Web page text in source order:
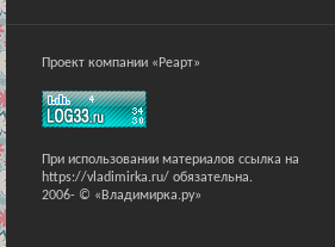
Проект компании «Реарт»
При использовании материалов ссылка на
https://vladimirka.ru/ обязательна.
2006- © «Владимирка.ру»